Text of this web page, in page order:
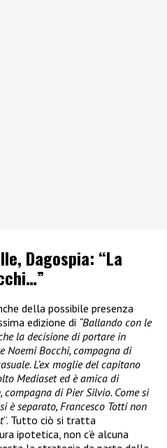
Dagospia: “La
della possibile presenza
edizione di “Ballando con le
la decisione di portare in
Noemi Bocchi, compagna di
L’ex moglie del capitano
Mediaset ed è amica di
di Pier Silvio. Come si
è separato, Francesco Totti non
“. Tutto ciò si tratta
ipotetica, non c’è alcuna